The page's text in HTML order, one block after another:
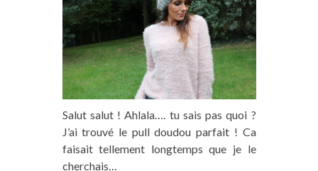
Salut salut ! Ahlala…. tu sais pas quoi ?
J’ai trouvé le pull doudou parfait ! Ca
faisait tellement longtemps que je le
cherchais…